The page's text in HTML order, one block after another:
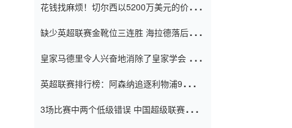
花钱找麻烦！切尔西以5200万美元的价格
窗口
缺少英超联赛金靴位三连胜 海拉德落后6球
皇家马德里令人兴奋地消除了皇家学会 安
英超联赛排行榜：阿森纳追逐利物浦9分 曼
3场比赛中两个低级错误 中国超级联赛的前